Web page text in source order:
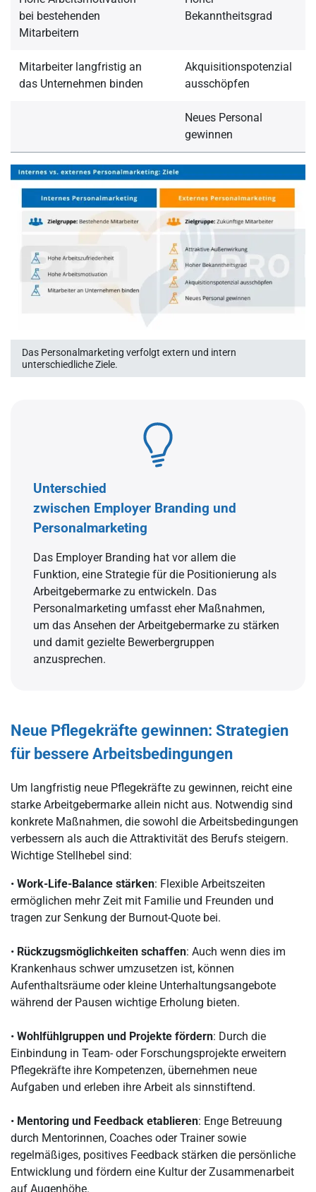
bei bestehenden
Mitarbeitern
Bekanntheitsgrad
Mitarbeiter langfristig an
das Unternehmen binden
Akquisitionspotenzial
ausschöpfen
Neues Personal
gewinnen
Das Personalmarketing verfolgt extern und intern
unterschiedliche Ziele.
Unterschied
zwischen Employer Branding und
Personalmarketing
Das Employer Branding hat vor allem die
Funktion, eine Strategie für die Positionierung als
Arbeitgebermarke zu entwickeln. Das
Personalmarketing umfasst eher Maßnahmen,
um das Ansehen der Arbeitgebermarke zu stärken
und damit gezielte Bewerbergruppen
anzusprechen.
Neue Pflegekräfte gewinnen: Strategien
für bessere Arbeitsbedingungen
Um langfristig neue Pflegekräfte zu gewinnen, reicht eine
starke Arbeitgebermarke allein nicht aus. Notwendig sind
konkrete Maßnahmen, die sowohl die Arbeitsbedingungen
verbessern als auch die Attraktivität des Berufs steigern.
Wichtige Stellhebel sind:
• Work-Life-Balance stärken: Flexible Arbeitszeiten
ermöglichen mehr Zeit mit Familie und Freunden und
tragen zur Senkung der Burnout-Quote bei.
• Rückzugsmöglichkeiten schaffen: Auch wenn dies im
Krankenhaus schwer umzusetzen ist, können
Aufenthaltsräume oder kleine Unterhaltungsangebote
während der Pausen wichtige Erholung bieten.
• Wohlfühlgruppen und Projekte fördern: Durch die
Einbindung in Team- oder Forschungsprojekte erweitern
Pflegekräfte ihre Kompetenzen, übernehmen neue
Aufgaben und erleben ihre Arbeit als sinnstiftend.
• Mentoring und Feedback etablieren: Enge Betreuung
durch Mentorinnen, Coaches oder Trainer sowie
regelmäßiges, positives Feedback stärken die persönliche
Entwicklung und fördern eine Kultur der Zusammenarbeit
auf Augenhöhe.